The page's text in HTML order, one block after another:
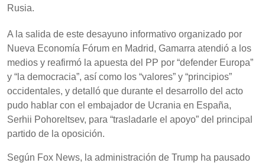
Rusia.
A la salida de este desayuno informativo organizado por
Nueva Economía Fórum en Madrid, Gamarra atendió a los
medios y reafirmó la apuesta del PP por “defender Europa”
y “la democracia”, así como los “valores” y “principios”
occidentales, y detalló que durante el desarrollo del acto
pudo hablar con el embajador de Ucrania en España,
Serhii Pohoreltsev, para “trasladarle el apoyo” del principal
partido de la oposición.
Según Fox News, la administración de Trump ha pausado